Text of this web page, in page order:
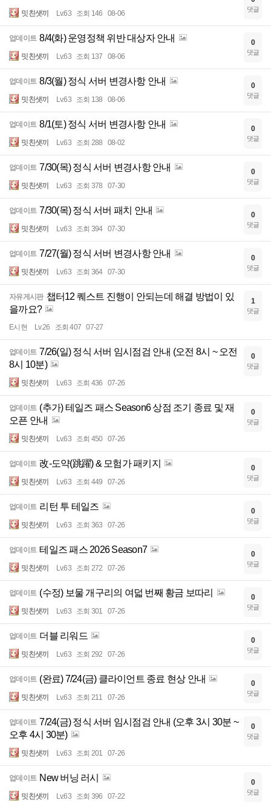
밋친샛끼 Lv.63 조회 146 08-06 댓글
업데이트 8/4(화) 운영정책 위반 대상자 안내
밋친샛끼 Lv.63 조회 137 08-06
0
댓글
업데이트 8/3(월) 정식 서버 변경사항 안내
밋친샛끼 Lv.63 조회 138 08-06
0
댓글
업데이트 8/1(토) 정식 서버 변경사항 안내
밋친샛끼 Lv.63 조회 288 08-02
0
댓글
업데이트 7/30(목) 정식 서버 변경사항 안내
밋친샛끼 Lv.63 조회 378 07-30
0
댓글
업데이트 7/30(목) 정식 서버 패치 안내
밋친샛끼 Lv.63 조회 394 07-30
0
댓글
업데이트 7/27(월) 정식 서버 변경사항 안내
밋친샛끼 Lv.63 조회 364 07-30
0
댓글
자유게시판 챕터12 퀘스트 진행이 안되는데 해결 방법이 있
을까요?
E시현 Lv.26 조회 407 07-27
1
댓글
업데이트 7/26(일) 정식 서버 임시점검 안내 (오전 8시 ~ 오전
8시 10분)
밋친샛끼 Lv.63 조회 436 07-26
0
댓글
업데이트 (추가) 테일즈 패스 Season6 상점 조기 종료 및 재
오픈 안내
밋친샛끼 Lv.63 조회 450 07-26
0
댓글
업데이트 改-도약(跳躍) & 모험가 패키지
밋친샛끼 Lv.63 조회 449 07-26
0
댓글
업데이트 리턴 투 테일즈
밋친샛끼 Lv.63 조회 363 07-26
0
댓글
업데이트 테일즈 패스 2026 Season7
밋친샛끼 Lv.63 조회 272 07-26
0
댓글
업데이트 (수정) 보물 개구리의 여덟 번째 황금 보따리
밋친샛끼 Lv.63 조회 301 07-26
0
댓글
업데이트 더블 리워드
밋친샛끼 Lv.63 조회 292 07-26
0
댓글
업데이트 (완료) 7/24(금) 클라이언트 종료 현상 안내
밋친샛끼 Lv.63 조회 211 07-26
0
댓글
업데이트 7/24(금) 정식 서버 임시점검 안내 (오후 3시 30분 ~
오후 4시 30분)
밋친샛끼 Lv.63 조회 201 07-26
0
댓글
업데이트 New 버닝 러시
밋친샛끼 Lv.63 조회 396 07-22
0
댓글